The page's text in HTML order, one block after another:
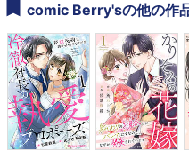
comic Berry'sの他の作